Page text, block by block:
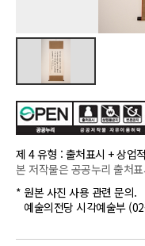
제 4 유형 : 출처표시 + 상업
본 저작물은 공공누리 출처
* 원본 사진 사용 관련 문의.
예술의전당 시각예술부